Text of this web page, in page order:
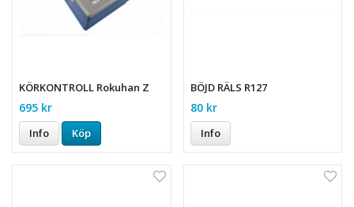
KÖRKONTROLL Rokuhan Z
695 kr
Info Köp
BÖJD RÄLS R127
80 kr
Info